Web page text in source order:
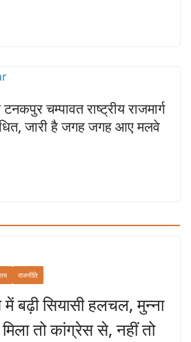
चम्पावत राष्ट्रीय राजमार्ग
जारी है जगह जगह आए मलवे
राजनीति
बढ़ी सियासी हलचल, मुन्ना
तो कांग्रेस से, नहीं तो